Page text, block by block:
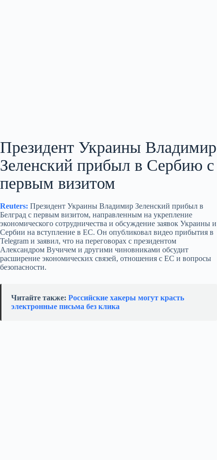
Президент Украины Владимир
Зеленский прибыл в Сербию с
первым визитом
Reuters: Президент Украины Владимир Зеленский прибыл в
Белград с первым визитом, направленным на укрепление
экономического сотрудничества и обсуждение заявок Украины и
Сербии на вступление в ЕС. Он опубликовал видео прибытия в
Telegram и заявил, что на переговорах с президентом
Александром Вучичем и другими чиновниками обсудит
расширение экономических связей, отношения с ЕС и вопросы
безопасности.
Читайте также: Российские хакеры могут красть
электронные письма без клика